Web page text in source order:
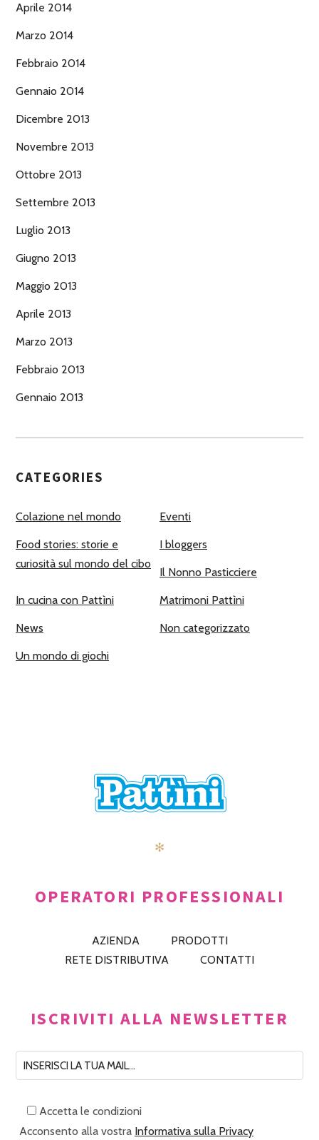
Aprile 2014
Marzo 2014
Febbraio 2014
Gennaio 2014
Dicembre 2013
Novembre 2013
Ottobre 2013
Settembre 2013
Luglio 2013
Giugno 2013
Maggio 2013
Aprile 2013
Marzo 2013
Febbraio 2013
Gennaio 2013
CATEGORIES
Colazione nel mondo Eventi
Food stories: storie e
curiosità sul mondo del cibo
I bloggers
Il Nonno Pasticciere
In cucina con Pattìni Matrimoni Pattìni
News Non categorizzato
Un mondo di giochi
✻
OPERATORI PROFESSIONALI
AZIENDA
PRODOTTI
RETE DISTRIBUTIVA
CONTATTI
ISCRIVITI ALLA NEWSLETTER
Accetta le condizioni
Acconsento alla vostra Informativa sulla Privacy